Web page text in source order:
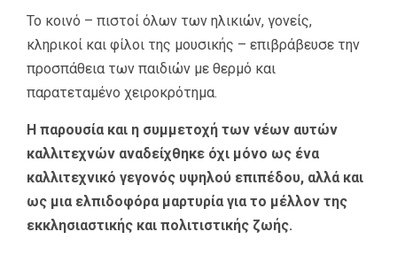
Το κοινό – πιστοί όλων των ηλικιών, γονείς,
κληρικοί και φίλοι της μουσικής – επιβράβευσε την
προσπάθεια των παιδιών με θερμό και
παρατεταμένο χειροκρότημα.
Η παρουσία και η συμμετοχή των νέων αυτών
καλλιτεχνών αναδείχθηκε όχι μόνο ως ένα
καλλιτεχνικό γεγονός υψηλού επιπέδου, αλλά και
ως μια ελπιδοφόρα μαρτυρία για το μέλλον της
εκκλησιαστικής και πολιτιστικής ζωής.